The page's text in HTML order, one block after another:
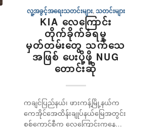
လူ့အခွင့်အရေးသတင်းများ,သတင်းများ
KIA လေကြောင်း
တိုက်ခိုက်ခံရမှု
မှတ်တမ်းတွေ သက်သေ
အဖြစ် ပေးပို့ဖို့ NUG
တောင်းဆို
ကချင်ပြည်နယ်၊ ဖားကန့်မြို့နယ်က
ကေအိုင်အေထိန်းချုပ်နယ်မြေအတွင်း
စစ်ကောင်စီက လေကြောင်းကနေ…